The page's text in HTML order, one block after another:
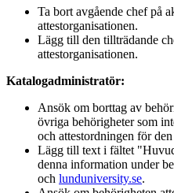
Ta bort avgående chef på
attestorganisationen.
Lägg till den tillträdande
attestorganisationen.
Katalogadministratör:
Ansök om borttag av
övriga behörigheter som
och attestordningen för
Lägg till text i fältet
denna information under
och lunduniversity.se.